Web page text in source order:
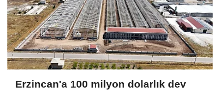
Erzincan'a 100 milyon dolarlık dev